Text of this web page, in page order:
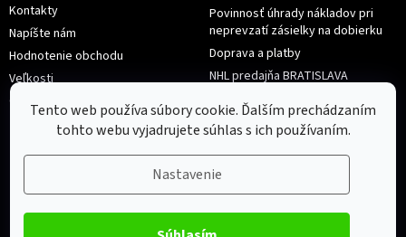
Tento web používa súbory cookie. Ďalším prechádzaním
tohto webu vyjadrujete súhlas s ich používaním.
Nastavenie
Kontakty
Napíšte nám
Hodnotenie obchodu
Veľkosti
Obchodné podmienky
Povinnosť úhrady nákladov pri
neprevzatí zásielky na dobierku
Doprava a platby
NHL predajňa BRATISLAVA
Reklamace/Výměna